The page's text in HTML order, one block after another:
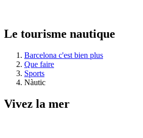
Le tourisme nautique
Barcelona c'est bien plus
Que faire
Sports
Nàutic
Vivez la mer